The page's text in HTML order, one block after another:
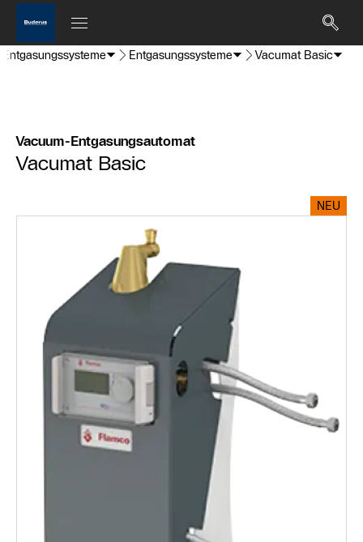
Entgasungssysteme Vacumat Basic
Vacuum-Entgasungsautomat
Vacumat Basic
NEU